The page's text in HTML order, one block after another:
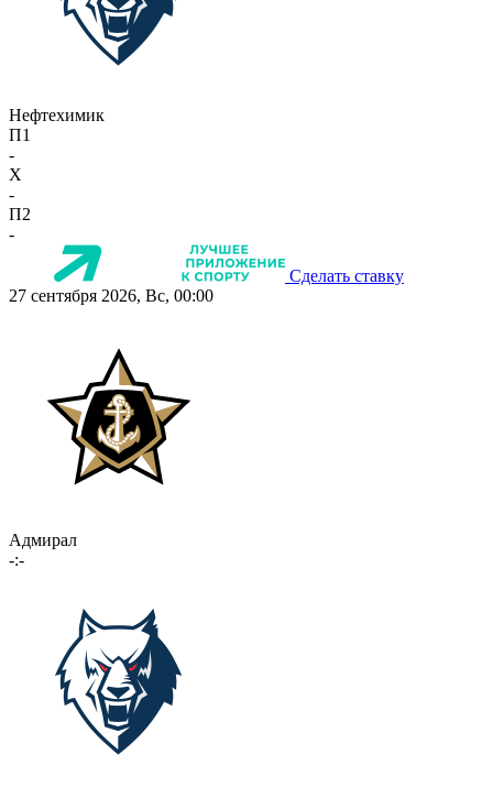
Нефтехимик
П1
-
X
-
П2
-
Сделать ставку
27 сентября 2026, Вс, 00:00
Адмирал
-:-